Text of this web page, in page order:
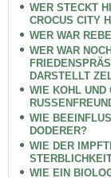
WER STECKT
CROCUS CITY
WER WAR
WER WAR
DARSTELLT
WIE KOHL UND
WIE
DODERER?
WIE DER
WIE EIN